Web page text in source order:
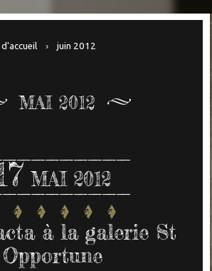
juin 2012
MAI 2012
MAI 2012
à la galerie St
Opportune